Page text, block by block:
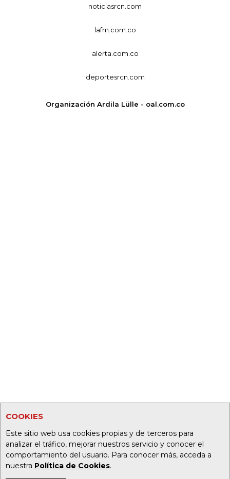
COOKIES
Este sitio web usa cookies propias y de terceros para
analizar el tráfico, mejorar nuestros servicio y conocer el
comportamiento del usuario. Para conocer más, acceda a
nuestra Política de Cookies.
noticiasrcn.com
lafm.com.co
alerta.com.co
deportesrcn.com
Organización Ardila Lülle - oal.com.co